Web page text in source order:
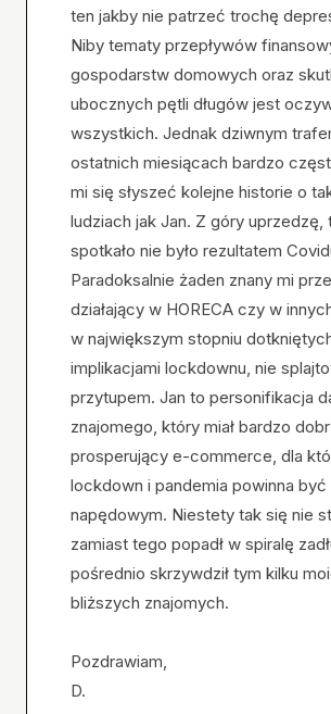
ten jakby nie patrzeć trochę
Niby tematy przepływów
gospodarstw domowych oraz
ubocznych pętli długów jest
wszystkich. Jednak dziwnym
ostatnich miesiącach bardzo
mi się słyszeć kolejne historie o
ludziach jak Jan. Z góry uprzedzę,
spotkało nie było rezultatem
Paradoksalnie żaden znany mi
działający w HORECA czy w
w największym stopniu
implikacjami lockdownu, nie
przytupem. Jan to personifikacja
znajomego, który miał bardzo
prosperujący e-commerce, dla
lockdown i pandemia powinna
napędowym. Niestety tak się nie
zamiast tego popadł w spiralę
pośrednio skrzywdził tym kilku
bliższych znajomych.
Pozdrawiam,
D.